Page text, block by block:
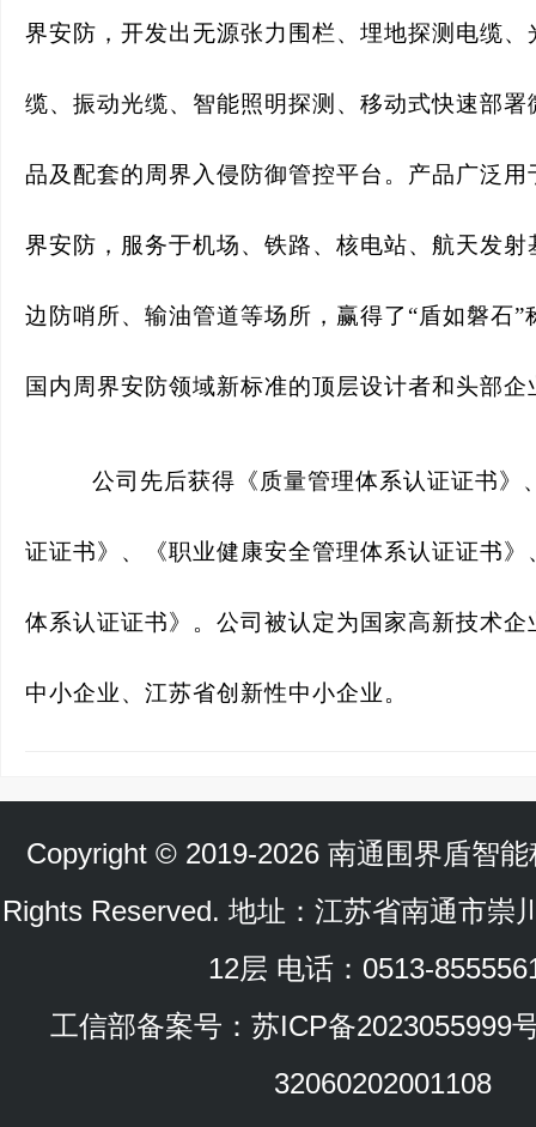
界安防，开发出无源张力围栏、埋地探测电缆
缆、振动光缆、智能照明探测、移动式快速部
品及配套的周界入侵防御管控平台。产品广泛
界安防，服务于机场、铁路、核电站、航天发
边防哨所、输油管道等场所，赢得了“盾如磐石”
国内周界安防领域新标准的顶层设计者和头部企
公司先后获得《质量管理体系认证证书》
证证书》、《职业健康安全管理体系认证证书
体系认证证书》。公司被认定为国家高新技术
中小企业、江苏省创新性中小企业。
Copyright © 2019-2026 南通围界盾智
Rights Reserved. 地址：江苏省南通市崇
12层 电话：0513-
工信部备案号： 苏ICP备2023055999
32060202001108